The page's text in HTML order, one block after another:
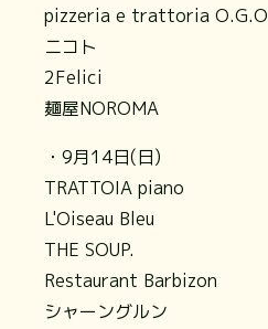
pizzeria e trattoria O.G.O
ニコト
2Felici
麺屋NOROMA
・9月14日(日)
TRATTOIA piano
L'Oiseau Bleu
THE SOUP.
Restaurant Barbizon
シャーングルン